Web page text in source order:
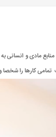
مادی و
تمامی کارها را